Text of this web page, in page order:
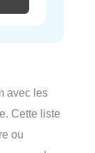
avec les
Cette liste
ou